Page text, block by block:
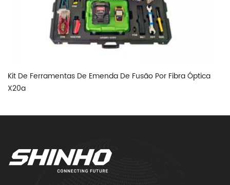
Kit De Ferramentas De Emenda De Fusão Por Fibra Óptica
X20a